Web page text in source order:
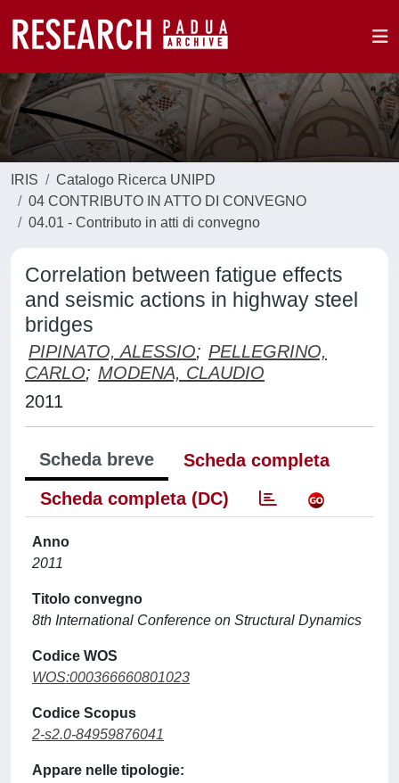
IRIS
Catalogo Ricerca UNIPD
04 CONTRIBUTO IN ATTO DI CONVEGNO
04.01 - Contributo in atti di convegno
Correlation between fatigue effects
and seismic actions in highway steel
bridges
PIPINATO, ALESSIO; PELLEGRINO,
CARLO; MODENA, CLAUDIO
2011
Scheda breve
Scheda completa
Scheda completa (DC)
Anno
2011
Titolo convegno
8th International Conference on Structural Dynamics
Codice WOS
WOS:000366660801023
Codice Scopus
2-s2.0-84959876041
Appare nelle tipologie: